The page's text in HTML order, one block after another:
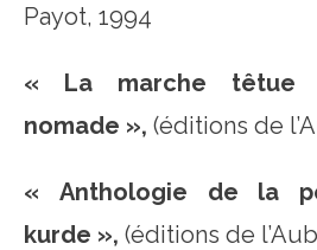
Payot, 1994
« La
marche têtue
nomade », (éditions de
« Anthologie de la
kurde », (éditions de